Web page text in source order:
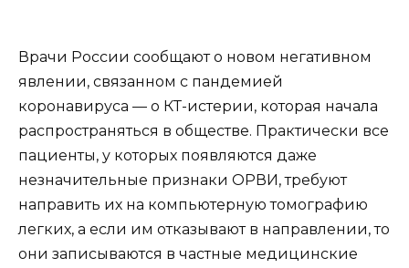
Врачи России сообщают о новом негативном
явлении, связанном с пандемией
коронавируса — о КТ-истерии, которая начала
распространяться в обществе. Практически все
пациенты, у которых появляются даже
незначительные признаки ОРВИ, требуют
направить их на компьютерную томографию
легких, а если им отказывают в направлении, то
они записываются в частные медицинские